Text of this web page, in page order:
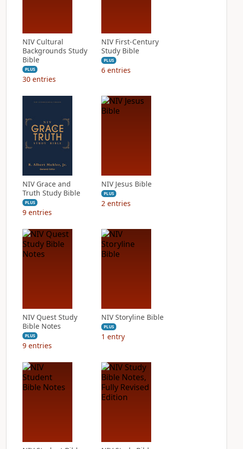
NIV Cultural
Backgrounds Study
Bible
PLUS
30 entries
NIV First-Century
Study Bible
PLUS
6 entries
NIV Grace and
Truth Study Bible
PLUS
9 entries
NIV Jesus Bible
PLUS
2 entries
NIV Quest Study
Bible Notes
PLUS
9 entries
NIV Storyline Bible
PLUS
1 entry